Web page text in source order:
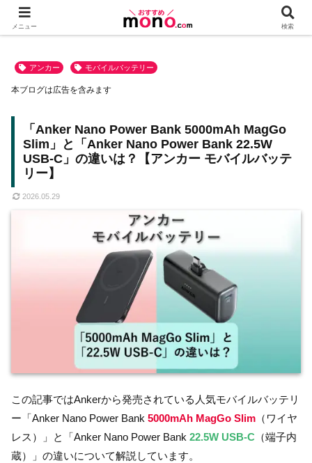
アンカー モバイルバッテリー
「Anker Nano Power Bank 5000mAh MagGo
Slim」と「Anker Nano Power Bank 22.5W
USB-C」の違いは？【アンカー モバイルバッテ
リー】
2026.05.29
本ブログは広告を含みます
この記事ではAnkerから発売されている人気モバイルバッテリ
ー「Anker Nano Power Bank 5000mAh MagGo Slim （ワイヤ
レス）」と「Anker Nano Power Bank 22.5W USB-C （端子内
蔵）」の違いについて解説しています。
メニュー 検索